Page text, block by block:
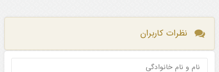
نظرات کاربران